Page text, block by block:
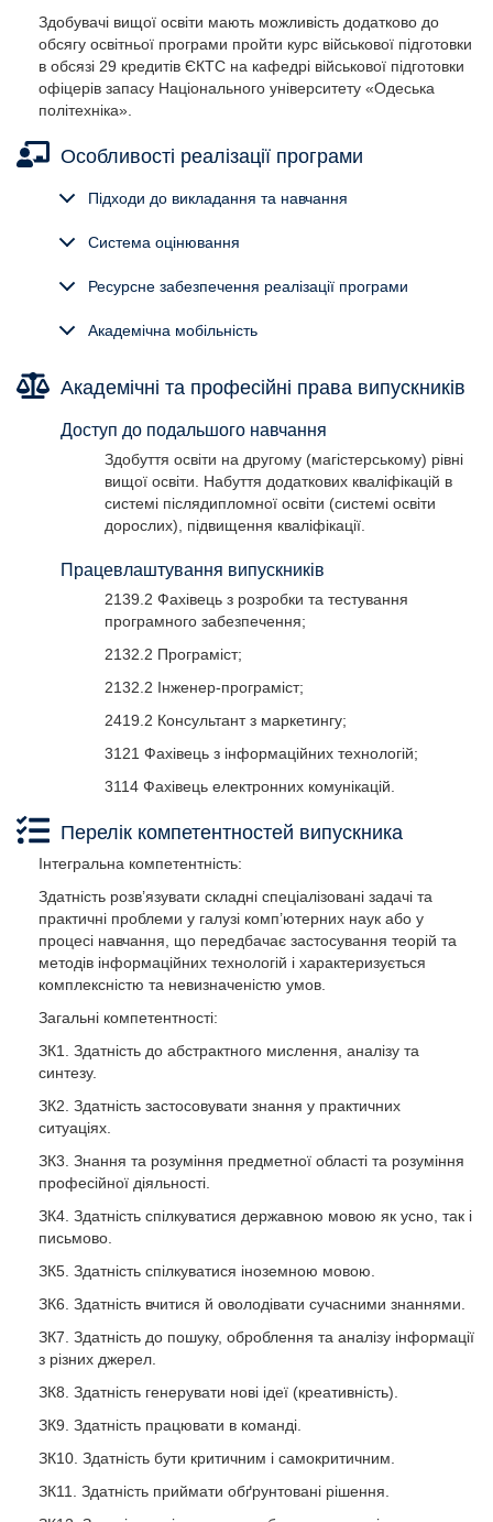
Здобувачі вищої освіти мають можливість додатково до
обсягу освітньої програми пройти курс військової підготовки
в обсязі 29 кредитів ЄКТС на кафедрі військової підготовки
офіцерів запасу Національного університету «Одеська
політехніка».
Особливості реалізації програми
Підходи до викладання та навчання
Система оцінювання
Ресурсне забезпечення реалізації програми
Академічна мобільність
Академічні та професійні права випускників
Доступ до подальшого навчання
Здобуття освіти на другому (магістерському) рівні
вищої освіти. Набуття додаткових кваліфікацій в
системі післядипломної освіти (системі освіти
дорослих), підвищення кваліфікації.
Працевлаштування випускників
2139.2 Фахівець з розробки та тестування
програмного забезпечення;
2132.2 Програміст;
2132.2 Інженер-програміст;
2419.2 Консультант з маркетингу;
3121 Фахівець з інформаційних технологій;
3114 Фахівець електронних комунікацій.
Перелік компетентностей випускника
Інтегральна компетентність:
Здатність розв’язувати складні спеціалізовані задачі та
практичні проблеми у галузі комп’ютерних наук або у
процесі навчання, що передбачає застосування теорій та
методів інформаційних технологій і характеризується
комплексністю та невизначеністю умов.
Загальні компетентності:
ЗК1. Здатність до абстрактного мислення, аналізу та
синтезу.
ЗК2. Здатність застосовувати знання у практичних
ситуаціях.
ЗК3. Знання та розуміння предметної області та розуміння
професійної діяльності.
ЗК4. Здатність спілкуватися державною мовою як усно, так і
письмово.
ЗК5. Здатність спілкуватися іноземною мовою.
ЗК6. Здатність вчитися й оволодівати сучасними знаннями.
ЗК7. Здатність до пошуку, оброблення та аналізу інформації
з різних джерел.
ЗК8. Здатність генерувати нові ідеї (креативність).
ЗК9. Здатність працювати в команді.
ЗК10. Здатність бути критичним і самокритичним.
ЗК11. Здатність приймати обґрунтовані рішення.